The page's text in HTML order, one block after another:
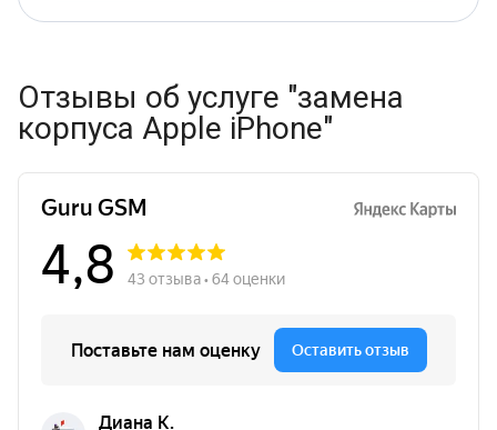
Отзывы об услуге "замена
корпуса Apple iPhone"